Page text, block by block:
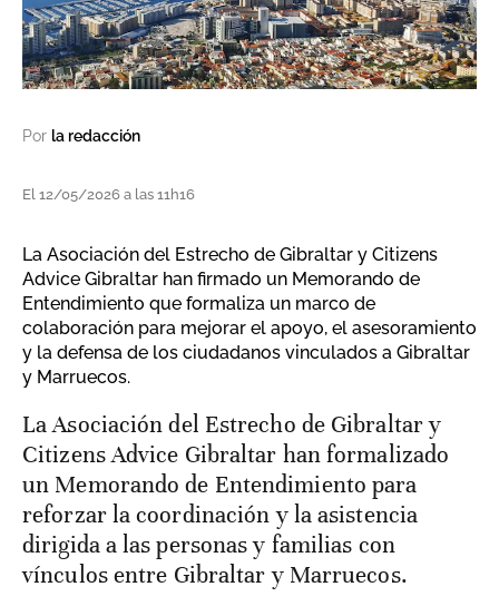
Por la redacción
El 12/05/2026 a las 11h16
La Asociación del Estrecho de Gibraltar y Citizens
Advice Gibraltar han firmado un Memorando de
Entendimiento que formaliza un marco de
colaboración para mejorar el apoyo, el asesoramiento
y la defensa de los ciudadanos vinculados a Gibraltar
y Marruecos.
La Asociación del Estrecho de Gibraltar y
Citizens Advice Gibraltar han formalizado
un Memorando de Entendimiento para
reforzar la coordinación y la asistencia
dirigida a las personas y familias con
vínculos entre Gibraltar y Marruecos.